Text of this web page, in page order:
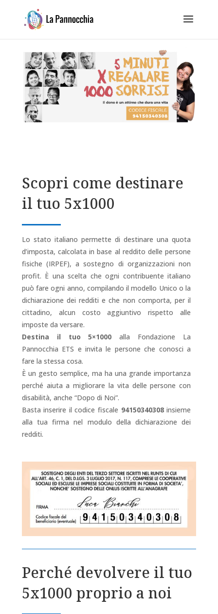
Scopri come destinare
il tuo 5x1000
Lo stato italiano permette di destinare una quota
d’imposta, calcolata in base al reddito delle persone
fisiche (IRPEF), a sostegno di organizzazioni non
profit. È una scelta che ogni contribuente italiano
può fare ogni anno, compilando il modello Unico o la
dichiarazione dei redditi e che non comporta, per il
cittadino, alcun costo aggiuntivo rispetto alle
imposte da versare.
Destina il tuo 5×1000alla Fondazione La
Pannocchia ETS e invita le persone che conosci a
fare la stessa cosa.
È un gesto semplice, ma ha una grande importanza
perché aiuta a migliorare la vita delle persone con
disabilità, anche “Dopo di Noi”.
Basta inserire il codice fiscale 94150340308insieme
alla tua firma nel modulo della dichiarazione dei
redditi.
Perché devolvere il tuo
5x1000 proprio a noi